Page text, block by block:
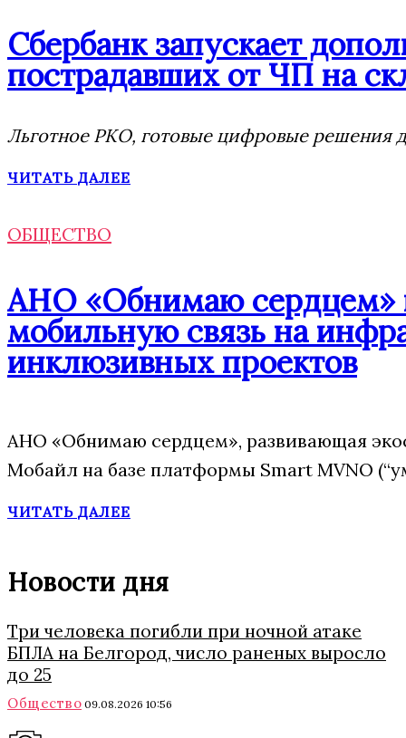
Сбербанк запускает
пострадавших от ЧП на
Льготное РКО, готовые цифровые решения
ЧИТАТЬ ДАЛЕЕ
ОБЩЕСТВО
АНО «Обнимаю сердцем»
мобильную связь на
инклюзивных проектов
АНО «Обнимаю сердцем», развивающая
Мобайл на базе платформы Smart MVNO
ЧИТАТЬ ДАЛЕЕ
Новости дня
Три человека погибли при ночной атаке
БПЛА на Белгород, число раненых выросло
до 25
Общество 09.08.2026 10:56